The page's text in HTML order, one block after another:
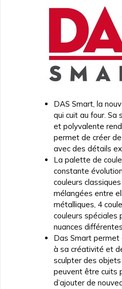
DAS Smart, la
qui cuit au four. Sa
et polyvalente
permet de créer
avec des détails
La palette de
constante
couleurs
mélangées entre
métalliques, 4
couleurs spéciales
nuances
Das Smart permet
à sa créativité et
sculpter des objets
peuvent être cuits
d’ajouter de